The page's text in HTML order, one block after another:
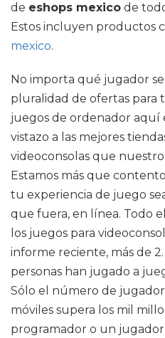
de eshops mexico de
Estos incluyen productos
mexico.
No importa qué jugador
pluralidad de ofertas para
juegos de ordenador aquí
vistazo a las mejores
videoconsolas que
Estamos más que
tu experiencia de juego
que fuera, en línea. Todo
los juegos para
informe reciente, más de
personas han jugado a
Sólo el número de
móviles supera los mil
programador o un